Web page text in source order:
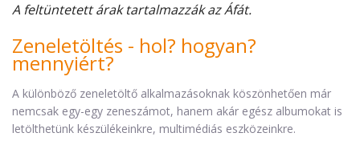
A feltüntetett árak tartalmazzák az Áfát.
Zeneletöltés - hol? hogyan?
mennyiért?
A különböző zeneletöltő alkalmazásoknak köszönhetően már
nemcsak egy-egy zeneszámot, hanem akár egész albumokat is
letölthetünk készülékeinkre, multimédiás eszközeinkre.